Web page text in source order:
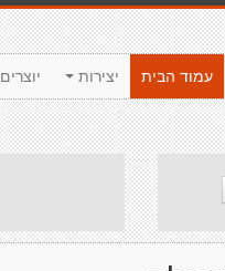
יוצרים יצירות
עמוד הבית